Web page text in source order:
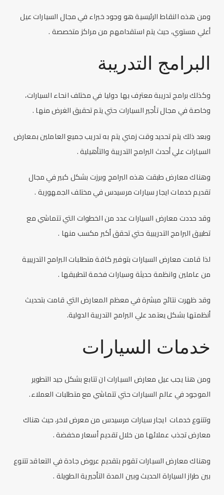
ومن هذه النقاط الرئيسية هو وجود خبراء في مجال السيارات عيل
أعلي مستوي، حيث يتم استقدامهم من مراكز متخصصة .
البرامج التدريبة
وكذلك برامج تدريبة معترف بها دوليا في مختلف انحاء السيارات،
وخاصة في مجال تأجير السيارات حتي يتم تحقيق الغرض منها .
وبعد ذلك يتم تحديد وقت زمني يتم به تدريب جميع العاملين بمعارض
السياراتعلي أحدث البرامج التدريبة والتأهيلية .
وهناك معارض طبقت هذه البرامج وبرزت بشكل كبير في مجال
تقديم خدماتايجار سياراتمرسيدس في مختلف الجمهورية .
وقد حددت معارض السياراتعدد من الخطوات التي تتماشي مع
تطبيق البرامج التدريبية حتي تحقق أكبر مكسب منها .
لذا قامت معارض السياراتبتوفير كافة متطلبات البرامج التدريبية
من عاملين وانظمة حديثة وسيارات فخمة لتطبيقها .
وقد ظهرت نتائج مبشرة في معظم المعارض التي قامت بتحديث
أنظمتها بشكل يعتمد علي البرامج التدريبة الدولية.
خدمات السيارات
ومن هنا يجب عيل معارض السياراتان تتابع بشكل جيد التطوير
الموجود في عالم السيارات حتي تتماشي مع متطلبات العملاء.
وتتنوع خدمات ايجار سيارات مرسيدس من معرض لاخر، حيث هناك
معارض تجذب عملائها من خلال تقديم أسعار مخفضة .
وهناكمعارض السياراتتقوم بتقديم عروض جادة في التعاقد تتنوع
بين طراز السياراة الحديث وبين المدة التأجيرية الطويلة .